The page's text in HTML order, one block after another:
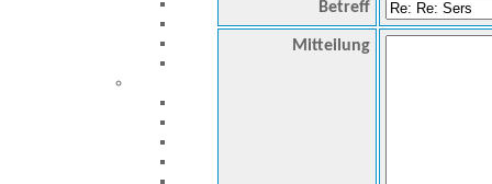
Betreff
Mitteilung